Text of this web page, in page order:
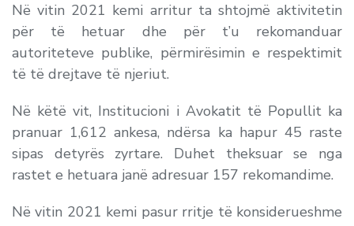
Në vitin 2021 kemi arritur ta shtojmë aktivitetin
për të hetuar dhe për t’u rekomanduar
autoriteteve publike, përmirësimin e respektimit
të të drejtave të njeriut.
Në këtë vit, Institucioni i Avokatit të Popullit ka
pranuar 1,612 ankesa, ndërsa ka hapur 45 raste
sipas detyrës zyrtare. Duhet theksuar se nga
rastet e hetuara janë adresuar 157 rekomandime.
Në vitin 2021 kemi pasur rritje të konsiderueshme